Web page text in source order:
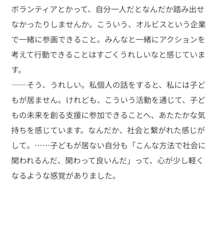
ボランティアとかって、自分一人だとなんだか踏み出せ
なかったりしませんか。こういう、オルビスという企業
で一緒に参画できること。みんなと一緒にアクションを
考えて行動できることはすごくうれしいなと感じていま
す。
――そう、うれしい。私個人の話をすると、私には子ど
もが居ません。けれども、こういう活動を通じて、子ど
もの未来を創る支援に参加できることへ、あたたかな気
持ちを感じています。なんだか、社会と繋がれた感じが
して。……子どもが居ない自分も「こんな方法で社会に
関われるんだ、関わって良いんだ」って、心が少し軽く
なるような感覚がありました。